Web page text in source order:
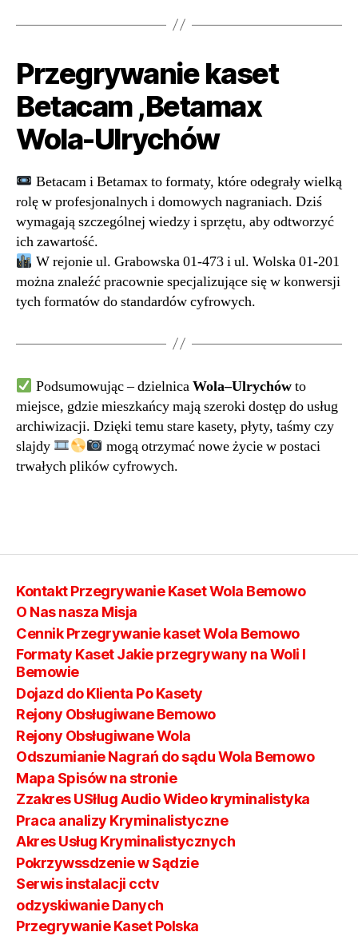
Przegrywanie kaset
Betacam ,Betamax
Wola-Ulrychów
Betacam i Betamax to formaty, które odegrały wielką
rolę w profesjonalnych i domowych nagraniach. Dziś
wymagają szczególnej wiedzy i sprzętu, aby odtworzyć
ich zawartość.
W rejonie ul. Grabowska 01-473 i ul. Wolska 01-201
można znaleźć pracownie specjalizujące się w konwersji
tych formatów do standardów cyfrowych.
Podsumowując – dzielnicaWola–Ulrychówto
miejsce, gdzie mieszkańcy mają szeroki dostęp do usług
archiwizacji. Dzięki temu stare kasety, płyty, taśmy czy
slajdy
mogą otrzymać nowe życie w postaci
trwałych plików cyfrowych.
Kontakt Przegrywanie Kaset Wola Bemowo
O Nas nasza Misja
Cennik Przegrywanie kaset Wola Bemowo
Formaty Kaset Jakie przegrywany na Woli I
Bemowie
Dojazd do Klienta Po Kasety
Rejony Obsługiwane Bemowo
Rejony Obsługiwane Wola
Odszumianie Nagrań do sądu Wola Bemowo
Mapa Spisów na stronie
Zzakres USłlug Audio Wideo kryminalistyka
Praca analizy Kryminalistyczne
Akres Usług Kryminalistycznych
Pokrzywssdzenie w Sądzie
Serwis instalacji cctv
odzyskiwanie Danych
Przegrywanie Kaset Polska